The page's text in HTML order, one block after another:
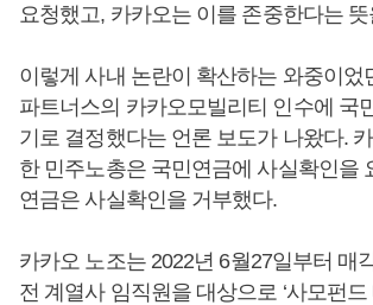
요청했고, 카카오는 이를 존중한다는
이렇게 사내 논란이 확산하는 와중이었
파트너스의 카카오모빌리티 인수에 국
기로 결정했다는 언론 보도가 나왔다.
한 민주노총은 국민연금에 사실확인을
연금은 사실확인을 거부했다.
카카오 노조는 2022년 6월27일부터 매
전 계열사 임직원을 대상으로 ‘사모펀